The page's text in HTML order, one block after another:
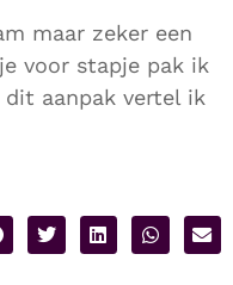
maar zeker een
voor stapje pak ik
aanpak vertel ik